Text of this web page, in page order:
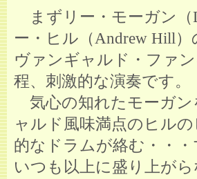
まずリー・モーガン（
ー・ヒル（Andrew Hill
ヴァンギャルド・ファ
程、刺激的な演奏です。
気心の知れたモーガン
ャルド風味満点のヒル
的なドラムが絡む・・
いつも以上に盛り上が